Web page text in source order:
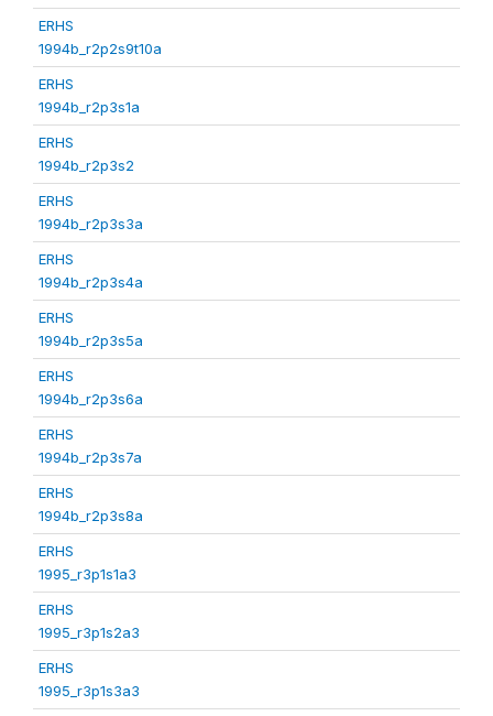
ERHS
1994b_r2p2s9t10a
ERHS
1994b_r2p3s1a
ERHS
1994b_r2p3s2
ERHS
1994b_r2p3s3a
ERHS
1994b_r2p3s4a
ERHS
1994b_r2p3s5a
ERHS
1994b_r2p3s6a
ERHS
1994b_r2p3s7a
ERHS
1994b_r2p3s8a
ERHS
1995_r3p1s1a3
ERHS
1995_r3p1s2a3
ERHS
1995_r3p1s3a3